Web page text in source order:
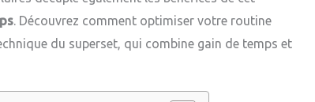
. Découvrez comment optimiser votre routine
du superset, qui combine gain de temps et